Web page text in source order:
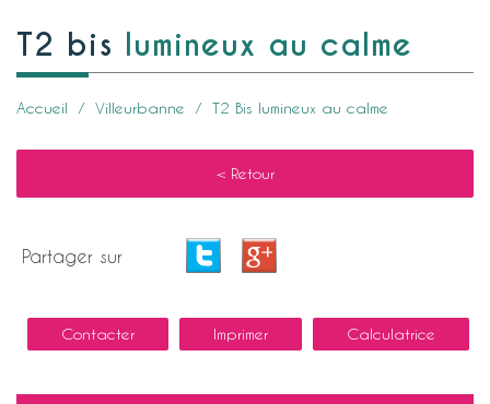
t2 bis lumineux au calme
Accueil Villeurbanne T2 Bis lumineux au calme
< Retour
Partager sur
Contacter Imprimer Calculatrice